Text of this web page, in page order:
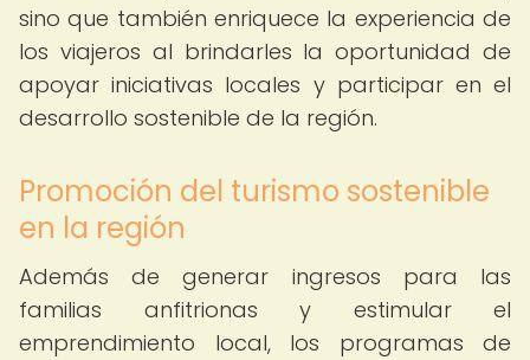
sino que también enriquece la experiencia de
los viajeros al brindarles la oportunidad de
apoyar iniciativas locales y participar en el
desarrollo sostenible de la región.
Promoción del turismo sostenible
en la región
Además de generar ingresos para las
familias anfitrionas y estimular el
emprendimiento local, los programas de